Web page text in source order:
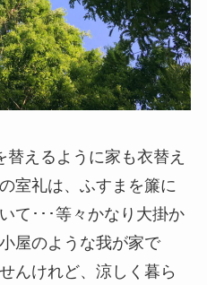
えるように家も衣替え
室礼は、ふすまを簾に
て･･･等々かなり大掛か
屋のような我が家で
んけれど、涼しく暮ら